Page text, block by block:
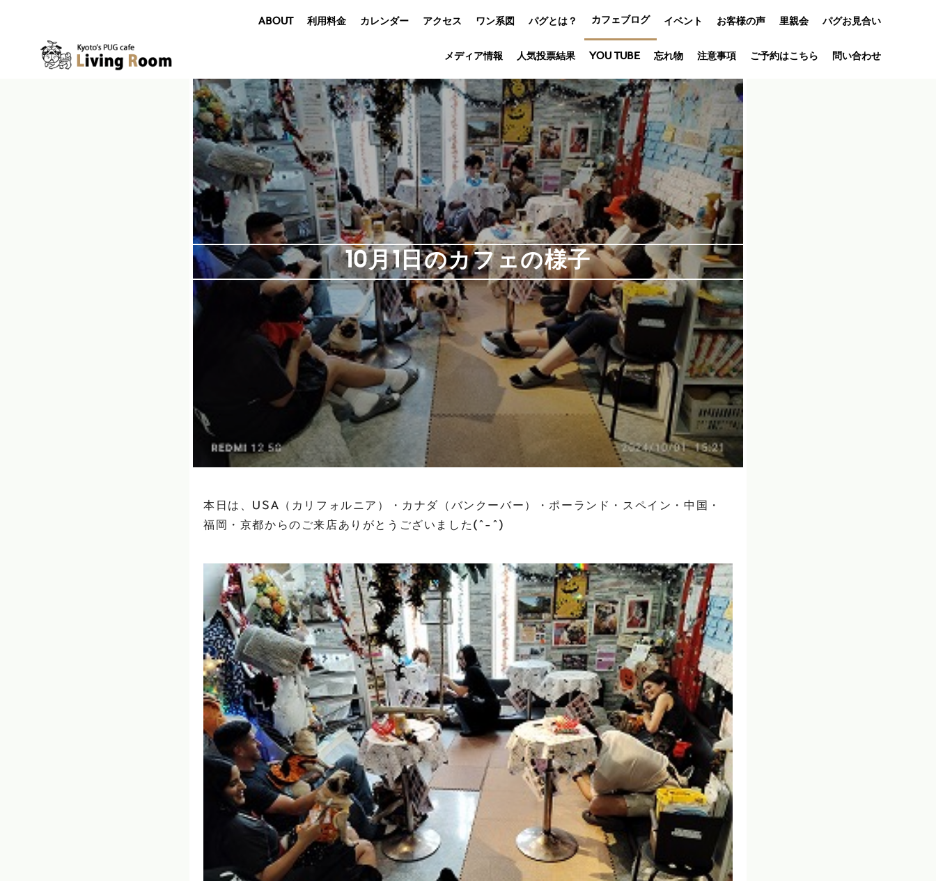
ABOUT 利用料金 カレンダー アクセス ワン系図 パグとは？ カフェブログ イベント
オフ会
アニバーサリ
ー
お客様の声 里親会 パグお見合い
メディア情報 人気投票結果 YOU TUBE 忘れ物 注意事項 ご予約はこちら 問い合わせ
10月1日のカフェの様子
本日は、USA（カリフォルニア）・カナダ（バンクーバー）・ポーランド・スペイン・中国・
福岡・京都からのご来店ありがとうございました(^-^)